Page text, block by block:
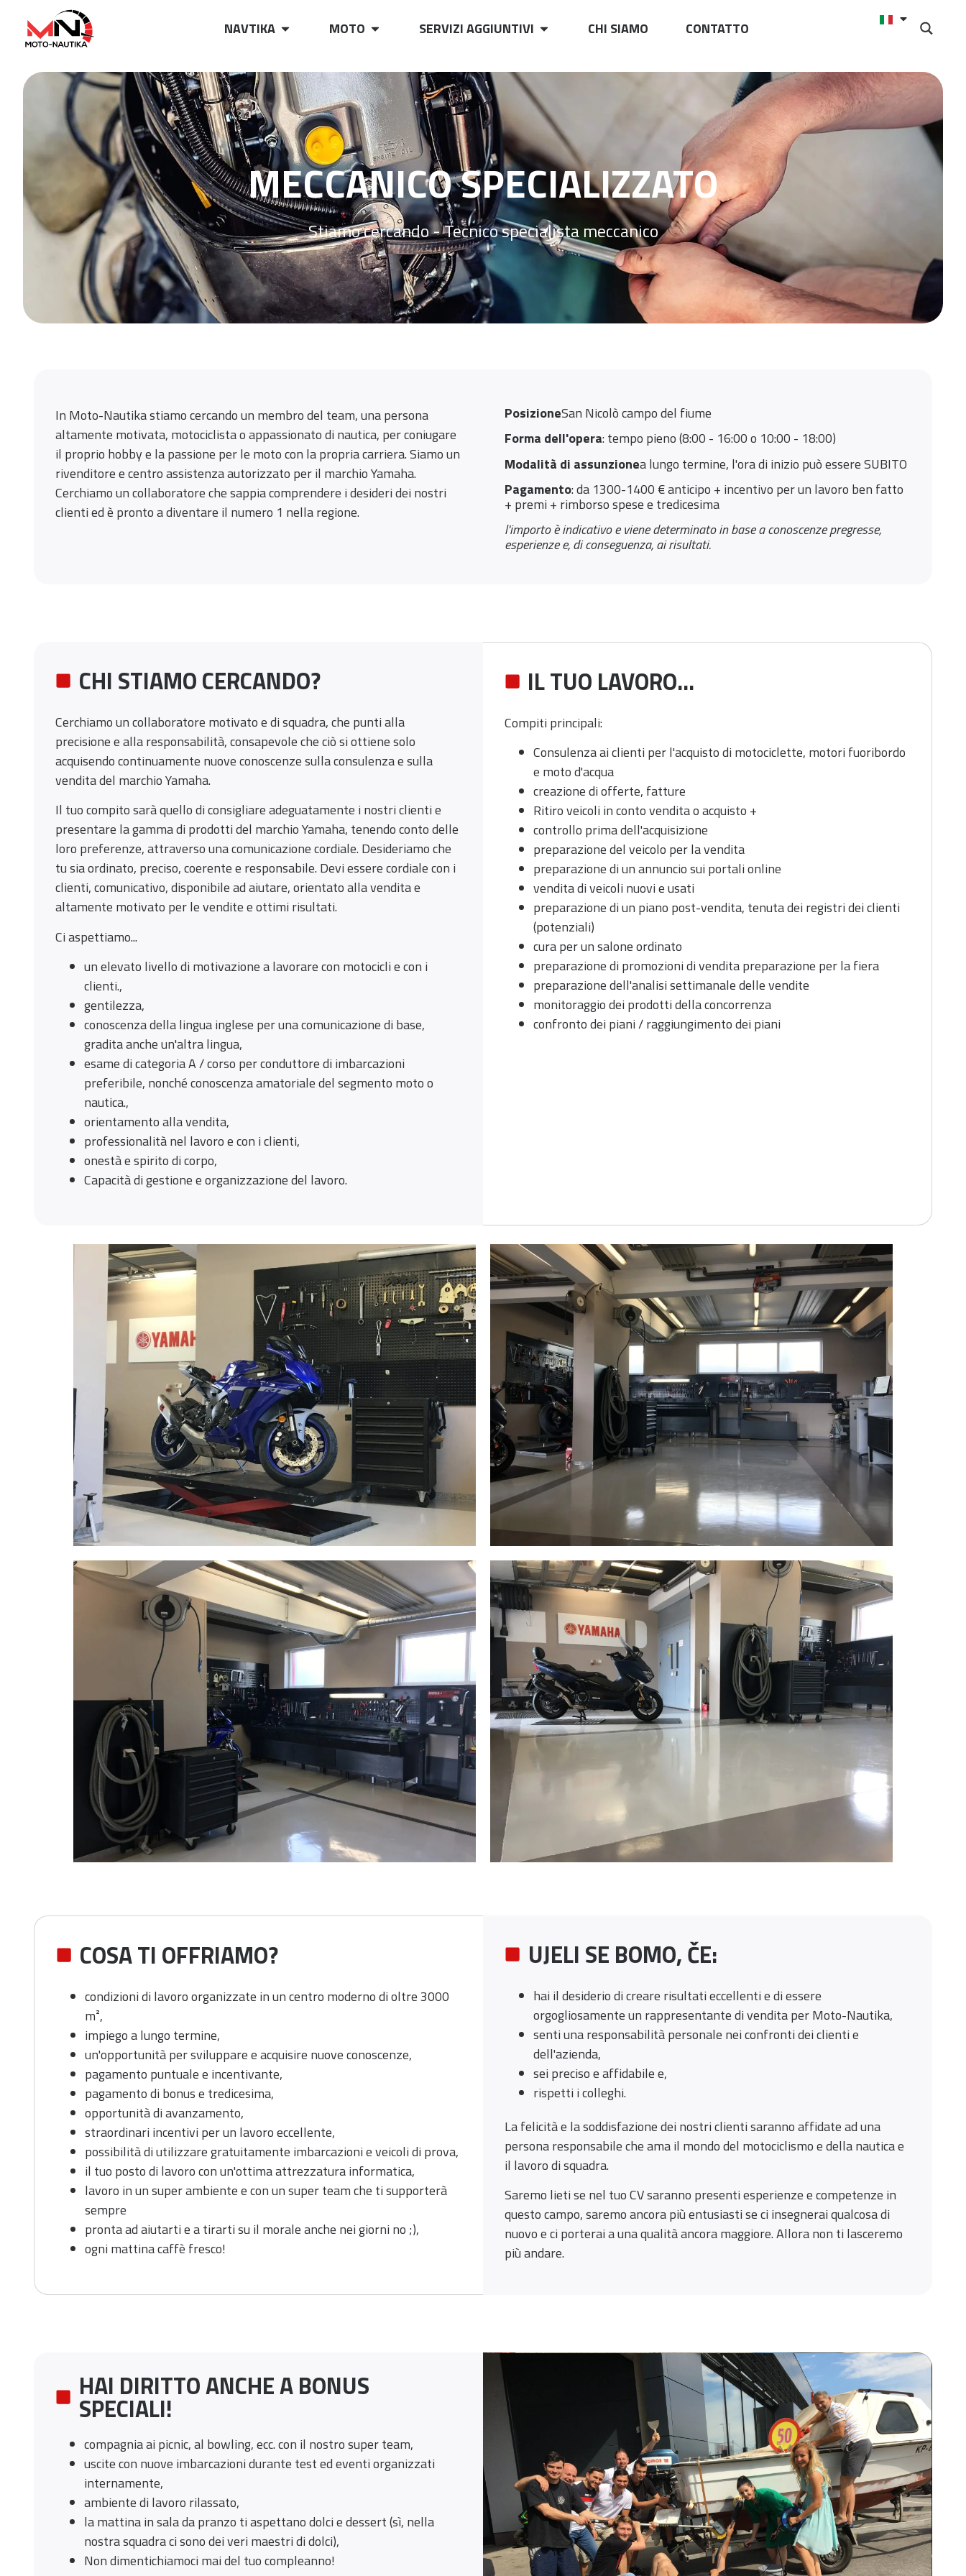
NAVTIKA MOTO SERVIZI AGGIUNTIVI CHI SIAMO CONTATTO
MECCANICO SPECIALIZZATO
Stiamo cercando - Tecnico specialista meccanico
In Moto-Nautika stiamo cercando un membro del team, una persona
altamente motivata, motociclista o appassionato di nautica, per coniugare
il proprio hobby e la passione per le moto con la propria carriera. Siamo un
rivenditore e centro assistenza autorizzato per il marchio Yamaha.
Cerchiamo un collaboratore che sappia comprendere i desideri dei nostri
clienti ed è pronto a diventare il numero 1 nella regione.
PosizioneSan Nicolò campo del fiume
Forma dell'opera: tempo pieno (8:00 - 16:00 o 10:00 - 18:00)
Modalità di assunzionea lungo termine, l'ora di inizio può essere SUBITO
Pagamento: da 1300-1400 € anticipo + incentivo per un lavoro ben fatto
+ premi + rimborso spese e tredicesima
l'importo è indicativo e viene determinato in base a conoscenze pregresse,
esperienze e, di conseguenza, ai risultati.
CHI STIAMO CERCANDO?
Cerchiamo un collaboratore motivato e di squadra, che punti alla
precisione e alla responsabilità, consapevole che ciò si ottiene solo
acquisendo continuamente nuove conoscenze sulla consulenza e sulla
vendita del marchio Yamaha.
Il tuo compito sarà quello di consigliare adeguatamente i nostri clienti e
presentare la gamma di prodotti del marchio Yamaha, tenendo conto delle
loro preferenze, attraverso una comunicazione cordiale. Desideriamo che
tu sia ordinato, preciso, coerente e responsabile. Devi essere cordiale con i
clienti, comunicativo, disponibile ad aiutare, orientato alla vendita e
altamente motivato per le vendite e ottimi risultati.
Ci aspettiamo...
un elevato livello di motivazione a lavorare con motocicli e con i
clienti.,
gentilezza,
conoscenza della lingua inglese per una comunicazione di base,
gradita anche un'altra lingua,
esame di categoria A / corso per conduttore di imbarcazioni
preferibile, nonché conoscenza amatoriale del segmento moto o
nautica.,
orientamento alla vendita,
professionalità nel lavoro e con i clienti,
onestà e spirito di corpo,
Capacità di gestione e organizzazione del lavoro.
IL TUO LAVORO...
Compiti principali:
Consulenza ai clienti per l'acquisto di motociclette, motori fuoribordo
e moto d'acqua
creazione di offerte, fatture
Ritiro veicoli in conto vendita o acquisto +
controllo prima dell'acquisizione
preparazione del veicolo per la vendita
preparazione di un annuncio sui portali online
vendita di veicoli nuovi e usati
preparazione di un piano post-vendita, tenuta dei registri dei clienti
(potenziali)
cura per un salone ordinato
preparazione di promozioni di vendita preparazione per la fiera
preparazione dell'analisi settimanale delle vendite
monitoraggio dei prodotti della concorrenza
confronto dei piani / raggiungimento dei piani
COSA TI OFFRIAMO?
condizioni di lavoro organizzate in un centro moderno di oltre 3000
m²,
impiego a lungo termine,
un'opportunità per sviluppare e acquisire nuove conoscenze,
pagamento puntuale e incentivante,
pagamento di bonus e tredicesima,
opportunità di avanzamento,
straordinari incentivi per un lavoro eccellente,
possibilità di utilizzare gratuitamente imbarcazioni e veicoli di prova,
il tuo posto di lavoro con un'ottima attrezzatura informatica,
lavoro in un super ambiente e con un super team che ti supporterà
sempre
pronta ad aiutarti e a tirarti su il morale anche nei giorni no ;),
ogni mattina caffè fresco!
UJELI SE BOMO, ČE:
hai il desiderio di creare risultati eccellenti e di essere
orgogliosamente un rappresentante di vendita per Moto-Nautika,
senti una responsabilità personale nei confronti dei clienti e
dell'azienda,
sei preciso e affidabile e,
rispetti i colleghi.
La felicità e la soddisfazione dei nostri clienti saranno affidate ad una
persona responsabile che ama il mondo del motociclismo e della nautica e
il lavoro di squadra.
Saremo lieti se nel tuo CV saranno presenti esperienze e competenze in
questo campo, saremo ancora più entusiasti se ci insegnerai qualcosa di
nuovo e ci porterai a una qualità ancora maggiore. Allora non ti lasceremo
più andare.
HAI DIRITTO ANCHE A BONUS
SPECIALI!
compagnia ai picnic, al bowling, ecc. con il nostro super team,
uscite con nuove imbarcazioni durante test ed eventi organizzati
internamente,
ambiente di lavoro rilassato,
la mattina in sala da pranzo ti aspettano dolci e dessert (sì, nella
nostra squadra ci sono dei veri maestri di dolci),
Non dimentichiamoci mai del tuo compleanno!